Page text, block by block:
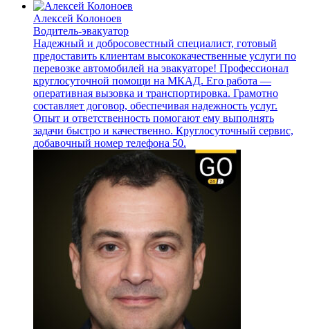
Алексей Колоноев
Водитель-эвакуатор
Надежный и добросовестный специалист, готовый
предоставить клиентам высококачественные услуги по
перевозке автомобилей на эвакуаторе! Профессионал
круглосуточной помощи на МКАД. Его работа —
оперативная вызовка и транспортировка. Грамотно
составляет договор, обеспечивая надежность услуг.
Опыт и ответственность помогают ему выполнять
задачи быстро и качественно. Круглосуточный сервис,
добавочный номер телефона 50.